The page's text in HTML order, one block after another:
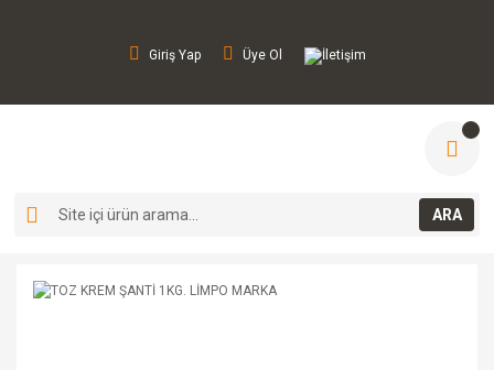
Giriş Yap Üye Ol İletişim
ARA